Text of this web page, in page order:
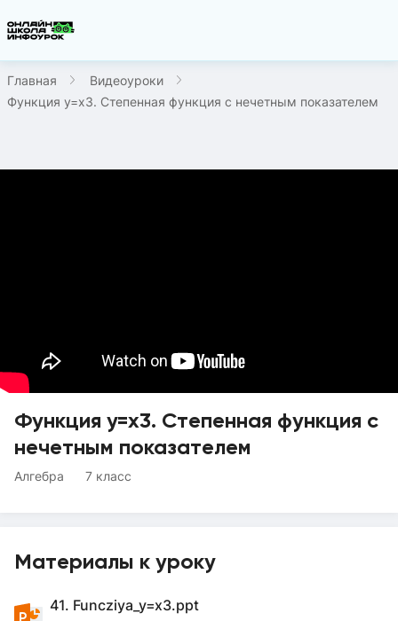
Главная
Видеоуроки
Функция y=x3. Степенная функция с нечетным показателем
Функция y=x3. Степенная функция с
нечетным показателем
Алгебра 7 класс
Материалы к уроку
41. Funcziya_y=x3.ppt